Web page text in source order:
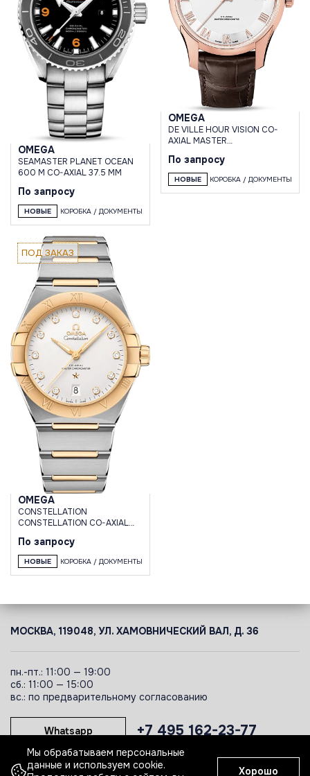
OMEGA
SEAMASTER PLANET OCEAN
600 M CO-AXIAL 37.5 MM
По запросу
НОВЫЕ КОРОБКА / ДОКУМЕНТЫ
OMEGA
DE VILLE HOUR VISION CO-
AXIAL MASTER
По запросу
НОВЫЕ КОРОБКА / ДОКУМЕНТЫ
ПОД ЗАКАЗ
OMEGA
CONSTELLATION
CONSTELLATION CO-AXIAL
MM
По запросу
НОВЫЕ КОРОБКА / ДОКУМЕНТЫ
МОСКВА, 119048, УЛ. ХАМОВНИЧЕСКИЙ ВАЛ, Д. 36
пн.-пт.: 11:00 — 19:00
сб.: 11:00 — 15:00
вс.: по предварительному согласованию
+7 495 162-23-77
Whatsapp
Telegram
Мы обрабатываем персональные
данные и используем cookie.
Хорошо